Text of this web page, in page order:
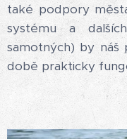
také podpory
systému a
samotných) by
době prakticky